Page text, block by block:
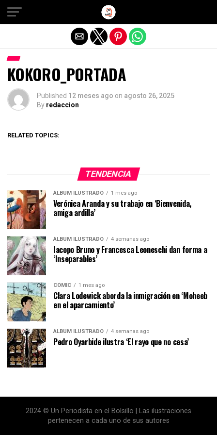
KOKORO_PORTADA
Published 12 meses ago on agosto 26, 2025
By redaccion
RELATED TOPICS:
TENDENCIA
ÁLBUM ILUSTRADO 1 mes ago
Verónica Aranda y su trabajo en ‘Bienvenida,
amiga ardilla’
ÁLBUM ILUSTRADO 4 semanas ago
Iacopo Bruno y Francesca Leoneschi dan forma a
‘Inseparables’
CÓMIC 1 mes ago
Clara Lodewick aborda la inmigración en ‘Moheeb
en el aparcamiento’
ÁLBUM ILUSTRADO 4 semanas ago
Pedro Oyarbide ilustra ‘El rayo que no cesa’
2024 © Un Periodista en el Bolsillo | Las ilustraciones
pertenecen a cada uno de sus autores
Salir de la versión móvil